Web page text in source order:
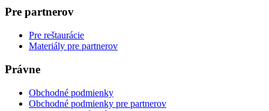
Pre partnerov
Pre reštaurácie
Materiály pre partnerov
Právne
Obchodné podmienky
Obchodné podmienky pre partnerov